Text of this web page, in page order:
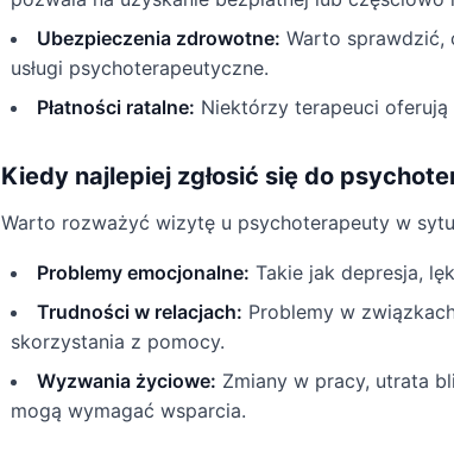
Ubezpieczenia zdrowotne: Warto sprawdzić,
usługi psychoterapeutyczne.
Płatności ratalne: Niektórzy terapeuci
Kiedy najlepiej zgłosić się do
Warto rozważyć wizytę u psychoterapeuty w
Problemy emocjonalne: Takie jak depresja,
Trudności w relacjach: Problemy w
skorzystania z pomocy.
Wyzwania życiowe: Zmiany w pracy, utrata
mogą wymagać wsparcia.